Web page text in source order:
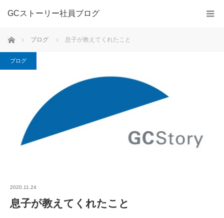
GCストーリー社員ブログ
ホーム ブログ 息子が教えてくれたこと
ブログ
2020.11.24
息子が教えてくれたこと